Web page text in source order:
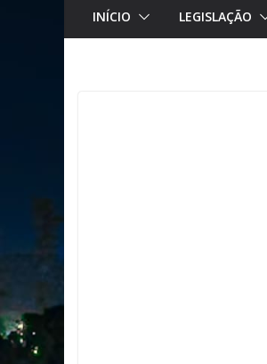
INÍCIO LEGISLAÇÃO